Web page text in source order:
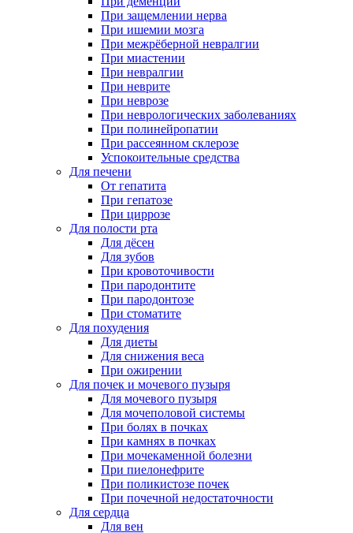
При защемлении нерва
При ишемии мозга
При межрёберной невралгии
При миастении
При невралгии
При неврите
При неврозе
При неврологических заболеваниях
При полинейропатии
При рассеянном склерозе
Успокоительные средства
Для печени
От гепатита
При гепатозе
При циррозе
Для полости рта
Для дёсен
Для зубов
При кровоточивости
При пародонтите
При пародонтозе
При стоматите
Для похудения
Для диеты
Для снижения веса
При ожирении
Для почек и мочевого пузыря
Для мочевого пузыря
Для мочеполовой системы
При болях в почках
При камнях в почках
При мочекаменной болезни
При пиелонефрите
При поликистозе почек
При почечной недостаточности
Для сердца
Для вен